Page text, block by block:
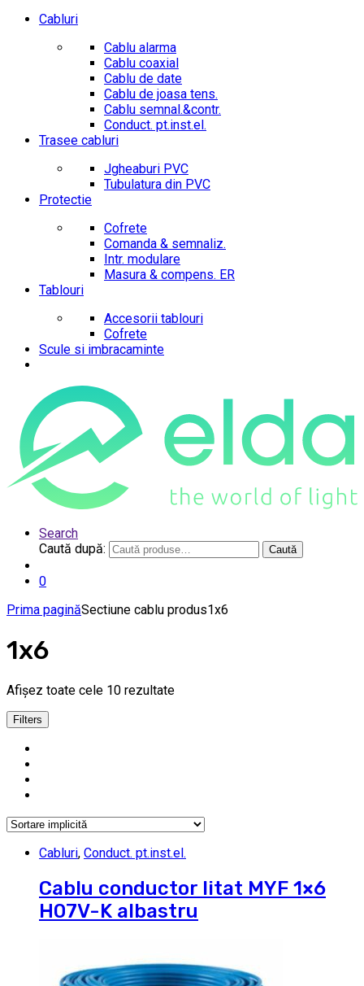
Cabluri
Cablu alarma
Cablu coaxial
Cablu de date
Cablu de joasa tens.
Cablu semnal.&contr.
Conduct. pt.inst.el.
Trasee cabluri
Jgheaburi PVC
Tubulatura din PVC
Protectie
Cofrete
Comanda & semnaliz.
Intr. modulare
Masura & compens. ER
Tablouri
Accesorii tablouri
Cofrete
Scule si imbracaminte
Search
Caută după:
Caută
0
Prima paginăSectiune cablu produs1x6
1x6
Afișez toate cele 10 rezultate
Filters
Cabluri, Conduct. pt.inst.el.
Cablu conductor litat MYF 1×6
H07V-K albastru